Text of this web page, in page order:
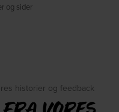
historier og feedback